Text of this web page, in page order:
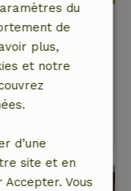
du
de
plus,
et notre
d’une
site et en
Vous